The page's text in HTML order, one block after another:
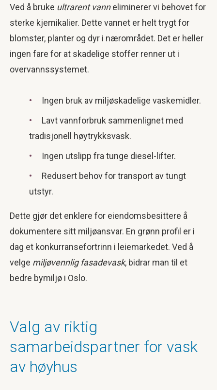
Ved å bruke ultrarent vanneliminerer vi behovet for
sterke kjemikalier. Dette vannet er helt trygt for
blomster, planter og dyr i nærområdet. Det er heller
ingen fare for at skadelige stoffer renner ut i
overvannssystemet.
Ingen bruk av miljøskadelige vaskemidler.
Lavt vannforbruk sammenlignet med
tradisjonell høytrykksvask.
Ingen utslipp fra tunge diesel-lifter.
Redusert behov for transport av tungt
utstyr.
Dette gjør det enklere for eiendomsbesittere å
dokumentere sitt miljøansvar. En grønn profil er i
dag et konkurransefortrinn i leiemarkedet. Ved å
velge miljøvennlig fasadevask, bidrar man til et
bedre bymiljø i Oslo.
Valg av riktig
samarbeidspartner for vask
av høyhus